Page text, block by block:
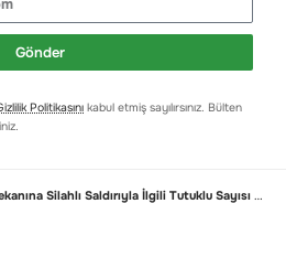
Gönder
Politikasını kabul etmiş sayılırsınız. Bülten
Silahlı Saldırıyla İlgili Tutuklu Sayısı 14’e Yükseldi